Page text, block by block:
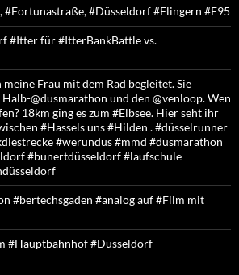
#Fortunastraße, #Düsseldorf #Flingern #F95
#Itter für #ItterBankBattle vs.
Frau mit dem Rad begleitet. Sie
@dusmarathon und den @venloop. Wen
18km ging es zum #Elbsee. Hier seht ihr
#Hassels uns #Hilden . #düsselrunner
#werundus #mmd #dusmarathon
#bunertdüsseldorf #laufschule
#bertechsgaden #analog auf #Film mit
#Hauptbahnhof #Düsseldorf